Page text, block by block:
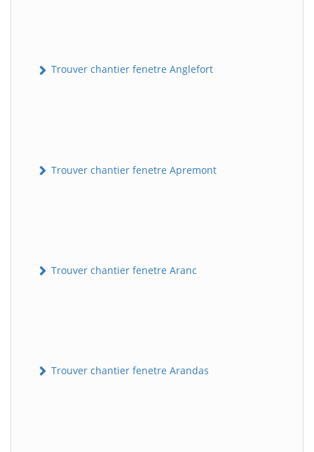
Trouver chantier fenetre Anglefort
Trouver chantier fenetre Apremont
Trouver chantier fenetre Aranc
Trouver chantier fenetre Arandas